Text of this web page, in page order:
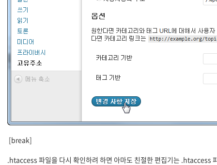
[break]
.htaccess 파일을 다시 확인하려 하면 아마도 친절한 편집기는 .htaccess